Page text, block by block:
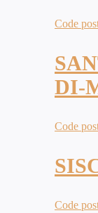
Code
DI-
Code
Code